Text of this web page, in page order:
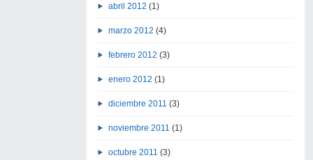
abril 2012 (1)
marzo 2012 (4)
febrero 2012 (3)
enero 2012 (1)
diciembre 2011 (3)
noviembre 2011 (1)
octubre 2011 (3)